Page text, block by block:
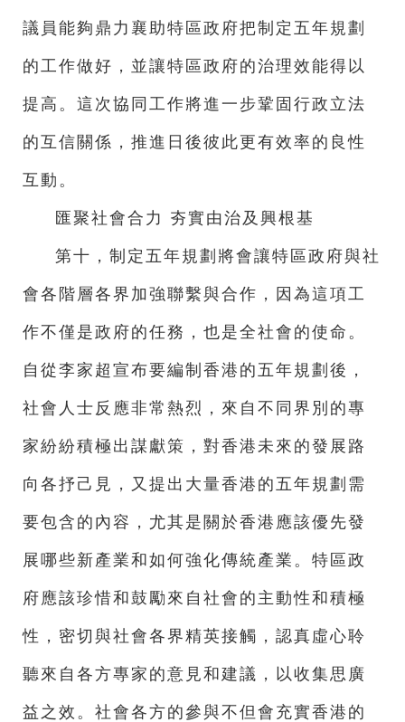
議員能夠鼎力襄助特區政府把制定五年規劃
的工作做好，並讓特區政府的治理效能得以
提高。這次協同工作將進一步鞏固行政立法
的互信關係，推進日後彼此更有效率的良性
互動。
匯聚社會合力 夯實由治及興根基
第十，制定五年規劃將會讓特區政府與社
會各階層各界加強聯繫與合作，因為這項工
作不僅是政府的任務，也是全社會的使命。
自從李家超宣布要編制香港的五年規劃後，
社會人士反應非常熱烈，來自不同界別的專
家紛紛積極出謀獻策，對香港未來的發展路
向各抒己見，又提出大量香港的五年規劃需
要包含的內容，尤其是關於香港應該優先發
展哪些新產業和如何強化傳統產業。特區政
府應該珍惜和鼓勵來自社會的主動性和積極
性，密切與社會各界精英接觸，認真虛心聆
聽來自各方專家的意見和建議，以收集思廣
益之效。社會各方的參與不但會充實香港的